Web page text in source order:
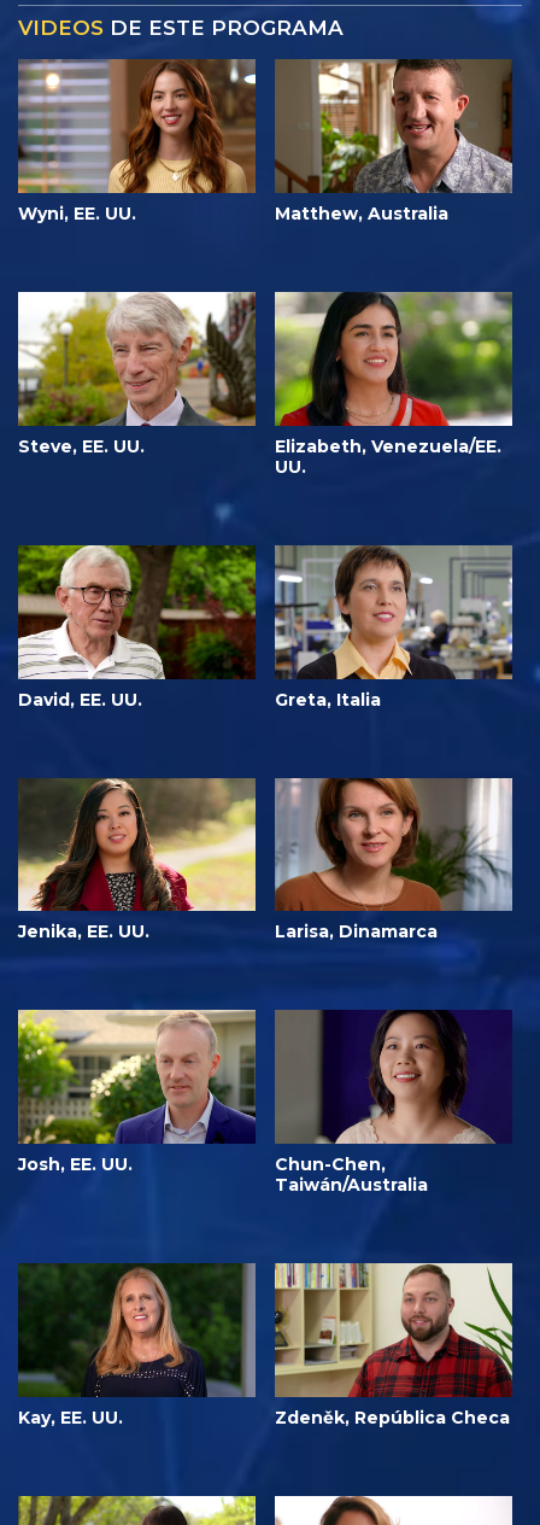
VIDEOS DE ESTE PROGRAMA
Wyni, EE. UU. Matthew, Australia
Steve, EE. UU.
Elizabeth, Venezuela/EE.
UU.
David, EE. UU. Greta, Italia
Jenika, EE. UU. Larisa, Dinamarca
Josh, EE. UU.
Chun-Chen,
Taiwán/Australia
Kay, EE. UU. Zdeněk, República Checa